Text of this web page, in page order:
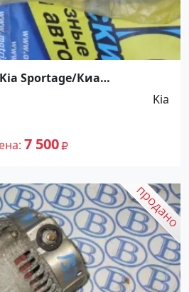
Sportage/Киа
Краснодар
Kia
7 500